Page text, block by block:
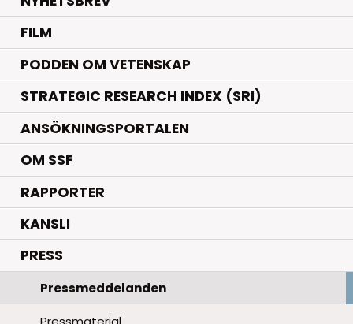
FILM
PODDEN OM VETENSKAP
STRATEGIC RESEARCH INDEX (SRI)
ANSÖKNINGSPORTALEN
OM SSF
RAPPORTER
KANSLI
PRESS
Pressmeddelanden